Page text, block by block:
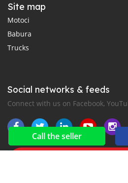
Call the seller
Site map
Motoci
Babura
Trucks
Social networks & feeds
Connect with us on Facebook,